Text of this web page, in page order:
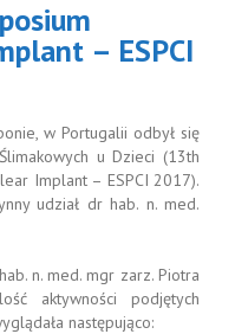
– ESPCI
w Portugalii odbył się
u Dzieci (13th
Implant – ESPCI 2017).
udział dr hab. n. med.
n. med. mgr zarz. Piotra
aktywności podjętych
następująco: